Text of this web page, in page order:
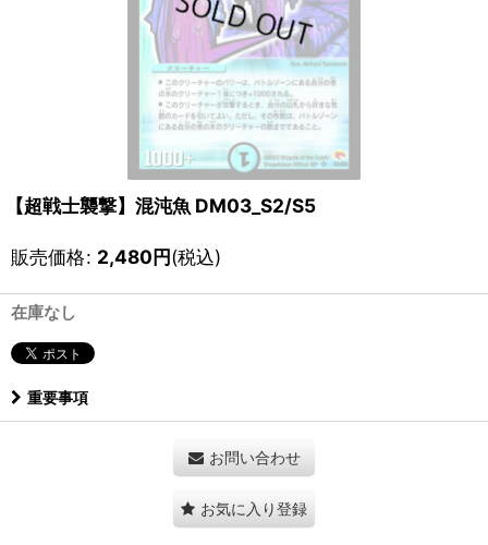
【超戦士襲撃】混沌魚 DM03_S2/S5
販売価格: 2,480円(税込)
在庫なし
重要事項
お問い合わせ
お気に入り登録